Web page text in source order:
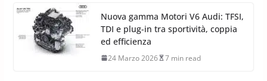
Nuova gamma Motori V6 Audi: TFSI,
TDI e plug-in tra sportività, coppia
ed efficienza
24 Marzo 2026 7 min read